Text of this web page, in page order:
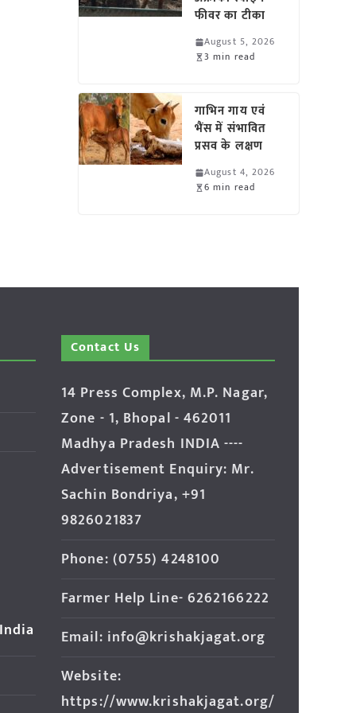
फीवर का टीका
August 5, 2026
3 min read
गाभिन गाय एवं
भैंस में संभावित
प्रसव के लक्षण
August 4, 2026
6 min read
Contact Us
14 Press Complex, M.P. Nagar,
Zone - 1, Bhopal - 462011
Madhya Pradesh INDIA ----
Advertisement Enquiry: Mr.
Sachin Bondriya, +91
9826021837
Phone: (0755) 4248100
Farmer Help Line- 6262166222
Email: info@krishakjagat.org
Website:
https://www.krishakjagat.org/